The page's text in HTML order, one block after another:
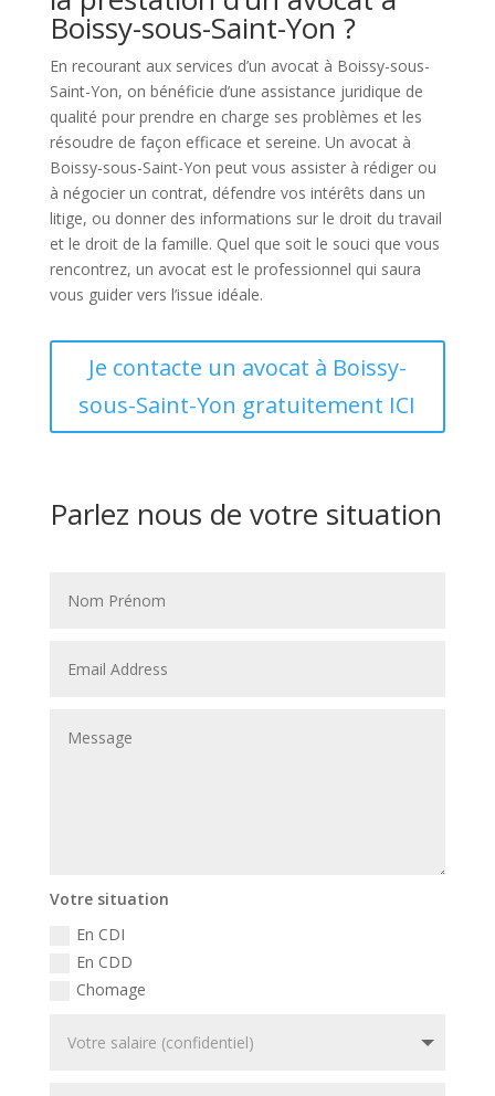
Boissy-sous-Saint-Yon ?
En recourant aux services d’un avocat à Boissy-sous-
Saint-Yon, on bénéficie d’une assistance juridique de
qualité pour prendre en charge ses problèmes et les
résoudre de façon efficace et sereine. Un avocat à
Boissy-sous-Saint-Yon peut vous assister à rédiger ou
à négocier un contrat, défendre vos intérêts dans un
litige, ou donner des informations sur le droit du travail
et le droit de la famille. Quel que soit le souci que vous
rencontrez, un avocat est le professionnel qui saura
vous guider vers l’issue idéale.
Je contacte un avocat à Boissy-
sous-Saint-Yon gratuitement ICI
Parlez nous de votre situation
Votre situation
En CDI
En CDD
Chomage